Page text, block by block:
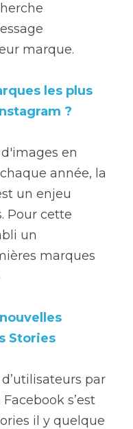
marque.
les plus
?
en
année, la
un enjeu
Pour cette
un
marques
Stories
par
s’est
il y quelque